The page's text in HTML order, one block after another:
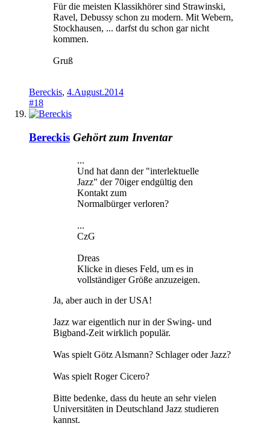
Für die meisten Klassikhörer sind Strawinski,
Ravel, Debussy schon zu modern. Mit Webern,
Stockhausen, ... darfst du schon gar nicht
kommen.
Gruß
Bereckis, 4.August.2014
#18
Bereckis Gehört zum Inventar
...
Und hat dann der "interlektuelle
Jazz" der 70iger endgültig den
Kontakt zum
Normalbürger verloren?
...
CzG
Dreas
Klicke in dieses Feld, um es in
vollständiger Größe anzuzeigen.
Ja, aber auch in der USA!
Jazz war eigentlich nur in der Swing- und
Bigband-Zeit wirklich populär.
Was spielt Götz Alsmann? Schlager oder Jazz?
Was spielt Roger Cicero?
Bitte bedenke, dass du heute an sehr vielen
Universitäten in Deutschland Jazz studieren
kannst.